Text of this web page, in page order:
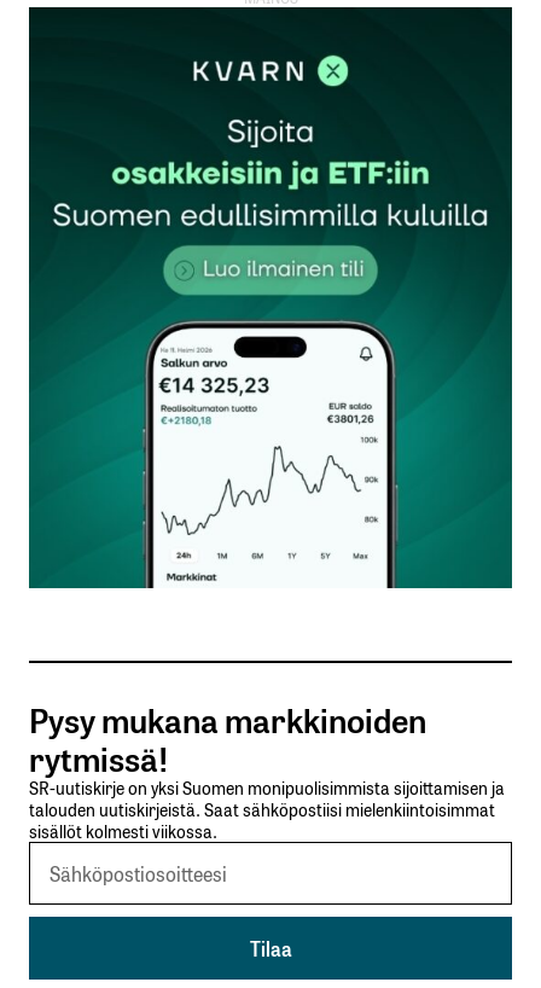
kirjautua
rekisteröityä
Sähköpostiosoitettasi ei julkaista.Pakolliset
kentät on merkitty*
Kommentti*
Nimesi tai nimimerkkisi
Sähköpostiosoitteesi
Tilaa SalkunRakentajan uutiskirje
Lähetä kommentti
Pysy mukana markkinoiden
rytmissä!
SR-uutiskirje on yksi Suomen monipuolisimmista sijoittamisen ja
talouden uutiskirjeistä. Saat sähköpostiisi mielenkiintoisimmat
sisällöt kolmesti viikossa.